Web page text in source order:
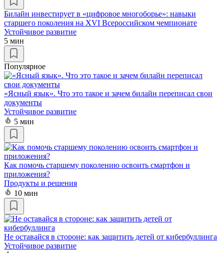
Билайн инвестирует в «цифровое многоборье»: навыки
старшего поколения на XVI Всероссийском чемпионате
Устойчивое развитие
5 мин
Популярное
«Ясный язык». Что это такое и зачем билайн переписал свои
документы
Устойчивое развитие
5 мин
Как помочь старшему поколению освоить смартфон и
приложения?
Продукты и решения
10 мин
Не оставайся в стороне: как защитить детей от кибербуллинга
Устойчивое развитие